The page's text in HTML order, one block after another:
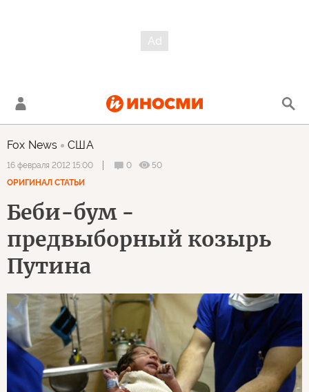
Fox News США
16 февраля 2012 15:00 0
50
ОРИГИНАЛ СТАТЬИ
Беби-бум -
предвыборный козырь
Путина